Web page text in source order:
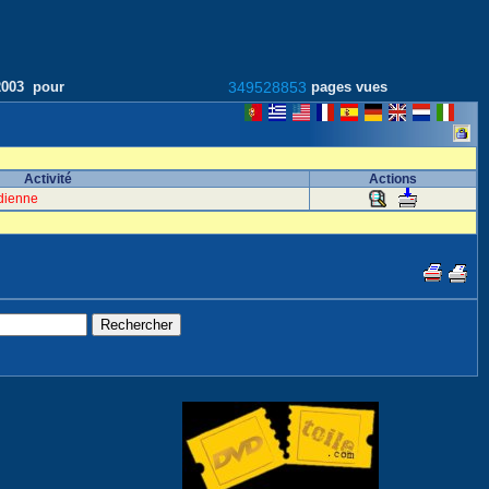
pour 349528853 pages vues
Activité
Actions